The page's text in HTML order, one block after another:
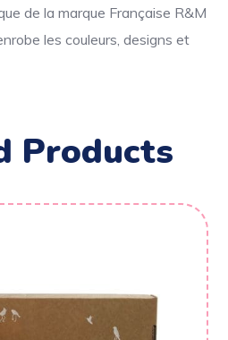
de la marque Française R&M
les couleurs, designs et
Products